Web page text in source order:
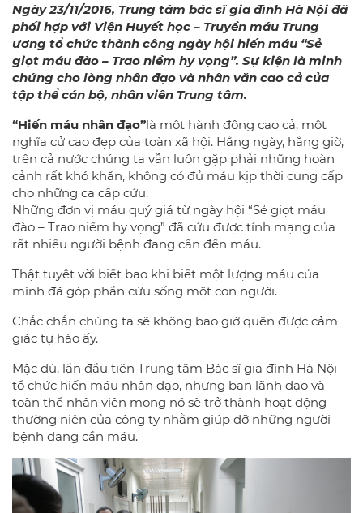
Ngày 23/11/2016, Trung tâm bác sĩ gia đình Hà Nội đã
phối hợp với Viện Huyết học – Truyền máu Trung
ương tổ chức thành công ngày hội hiến máu “Sẻ
giọt máu đào – Trao niềm hy vọng”. Sự kiện là minh
chứng cho lòng nhân đạo và nhân văn cao cả của
tập thể cán bộ, nhân viên Trung tâm.
“Hiến máu nhân đạo”là một hành động cao cả, một
nghĩa cử cao đẹp của toàn xã hội. Hằng ngày, hằng giờ,
trên cả nước chúng ta vẫn luôn gặp phải những hoàn
cảnh rất khó khăn, không có đủ máu kịp thời cung cấp
cho những ca cấp cứu.
Những đơn vị máu quý giá từ ngày hội “Sẻ giọt máu
đào – Trao niềm hy vọng” đã cứu được tính mạng của
rất nhiều người bệnh đang cần đến máu.
Thật tuyệt vời biết bao khi biết một lượng máu của
mình đã góp phần cứu sống một con người.
Chắc chắn chúng ta sẽ không bao giờ quên được cảm
giác tự hào ấy.
Mặc dù, lần đầu tiên Trung tâm Bác sĩ gia đình Hà Nội
tổ chức hiến máu nhân đạo, nhưng ban lãnh đạo và
toàn thể nhân viên mong nó sẽ trở thành hoạt động
thường niên của công ty nhằm giúp đỡ những người
bệnh đang cần máu.